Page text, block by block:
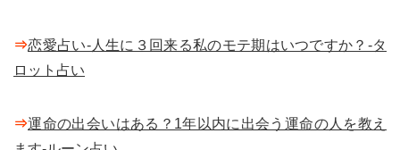
⇒恋愛占い-人生に３回来る私のモテ期はいつですか？-タ
ロット占い
⇒運命の出会いはある？1年以内に出会う運命の人を教え